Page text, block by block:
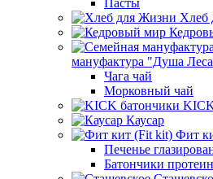
Пасты
Хлеб
мануфактура "Душа
Чага чай
Морковный чай
Каусар
Фит
Печенье
Батончики